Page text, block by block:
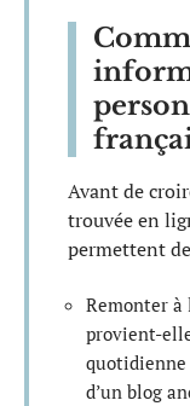
Avant de
trouvée en
permettent
Remonter
provient-
quotidienne
d’un blog